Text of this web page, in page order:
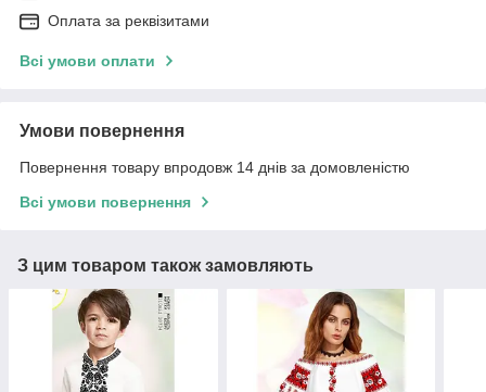
Оплата за реквізитами
Всі умови оплати
Умови повернення
Повернення товару впродовж 14 днів за домовленістю
Всі умови повернення
З цим товаром також замовляють